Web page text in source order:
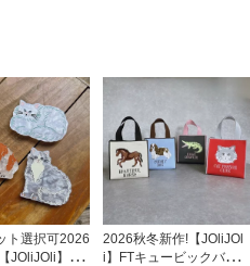
ト選択可2026
JOliJOli】FT
2026秋冬新作!【JOliJOl
i】FTキュービックバッ